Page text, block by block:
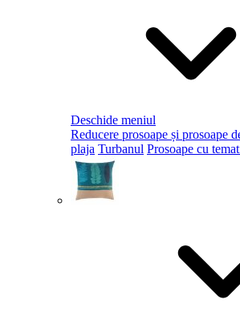
Deschide meniul
Reducere prosoape și prosoape
plaja Turbanul Prosoape cu